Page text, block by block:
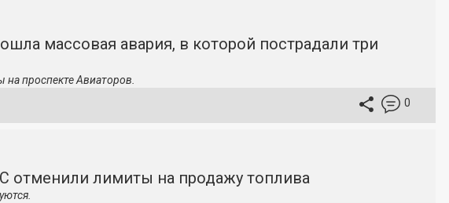
массовая авария, в которой пострадали три
проспекте Авиаторов.
0
отменили лимиты на продажу топлива